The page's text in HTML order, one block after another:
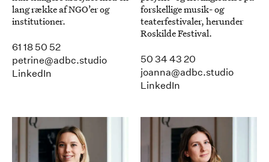
lang række af NGO’er og
institutioner.
61 18 50 52
petrine@adbc.studio
LinkedIn
forskellige musik- og
teaterfestivaler, herunder
Roskilde Festival.
50 34 43 20
joanna@adbc.studio
LinkedIn